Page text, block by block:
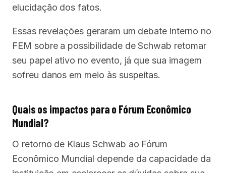
elucidação dos fatos.
Essas revelações geraram um debate interno no
FEM sobre a possibilidade de Schwab retomar
seu papel ativo no evento, já que sua imagem
sofreu danos em meio às suspeitas.
Quais os impactos para o Fórum Econômico
Mundial?
O retorno de Klaus Schwab ao Fórum
Econômico Mundial depende da capacidade da